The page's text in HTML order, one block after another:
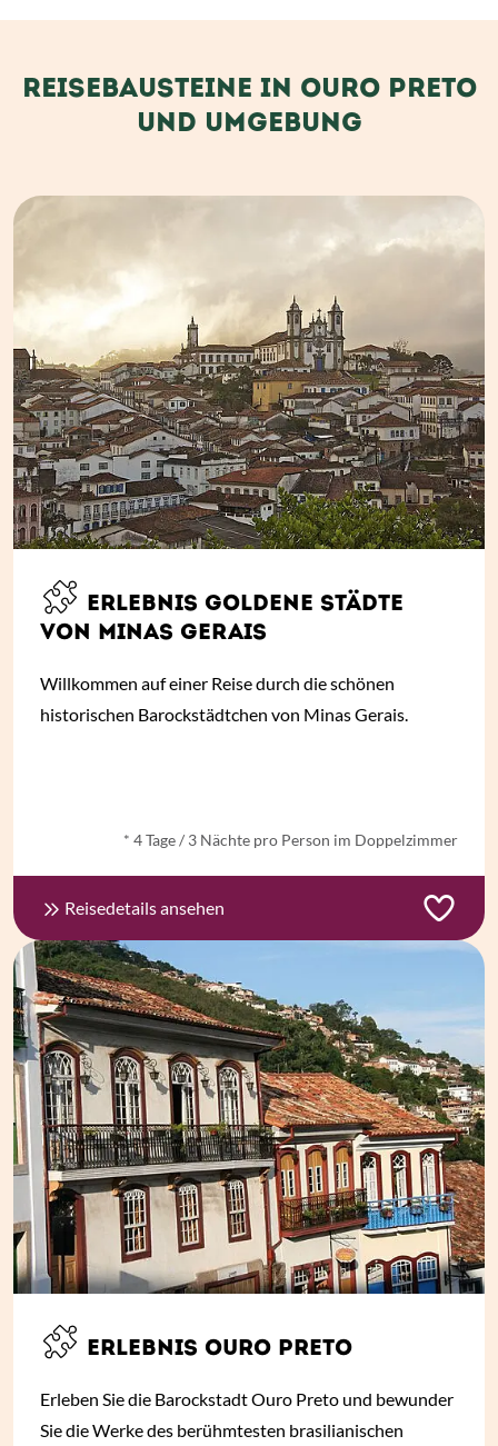
REISEBAUSTEINE IN OURO PRETO
UND UMGEBUNG
ERLEBNIS GOLDENE STÄDTE
VON MINAS GERAIS
Willkommen auf einer Reise durch die schönen
historischen Barockstädtchen von Minas Gerais.
* 4 Tage / 3 Nächte pro Person im Doppelzimmer
Reisedetails ansehen
ERLEBNIS OURO PRETO
Erleben Sie die Barockstadt Ouro Preto und bewunder
Sie die Werke des berühmtesten brasilianischen